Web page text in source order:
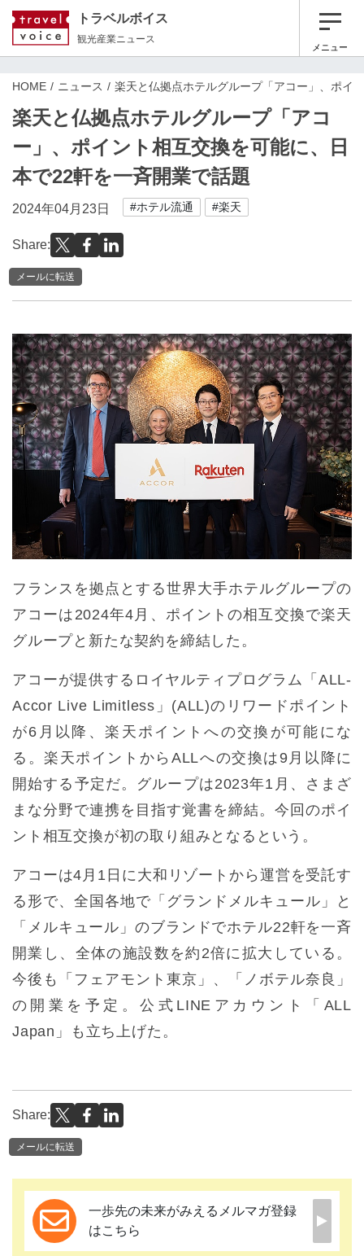
トラベルボイス
観光産業ニュース
メニュー
HOME ニュース 楽天と仏拠点ホテルグループ「アコー」、ポイ
楽天と仏拠点ホテルグループ「アコ
ー」、ポイント相互交換を可能に、日
本で22軒を一斉開業で話題
2024年04月23日 #ホテル流通 #楽天
Share:
メールに転送
フランスを拠点とする世界大手ホテルグループの
アコーは2024年4月、ポイントの相互交換で楽天
グループと新たな契約を締結した。
アコーが提供するロイヤルティプログラム「ALL-
Accor Live Limitless」(ALL)のリワードポイント
が6月以降、楽天ポイントへの交換が可能にな
る。楽天ポイントからALLへの交換は9月以降に
開始する予定だ。グループは2023年1月、さまざ
まな分野で連携を目指す覚書を締結。今回のポイ
ント相互交換が初の取り組みとなるという。
アコーは4月1日に大和リゾートから運営を受託す
る形で、全国各地で「グランドメルキュール」と
「メルキュール」のブランドでホテル22軒を一斉
開業し、全体の施設数を約2倍に拡大している。
今後も「フェアモント東京」、「ノボテル奈良」
の開業を予定。公式LINEアカウント「ALL
Japan」も立ち上げた。
Share:
メールに転送
一歩先の未来がみえるメルマガ登録
はこちら